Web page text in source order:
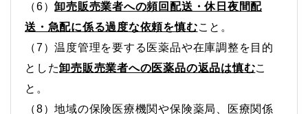
（6）卸売販売業者への頻回配送・休日夜間配
送・急配に係る過度な依頼を慎むこと。
（7）温度管理を要する医薬品や在庫調整を目的
とした卸売販売業者への医薬品の返品は慎むこ
と。
（8）地域の保険医療機関や保険薬局、医療関係